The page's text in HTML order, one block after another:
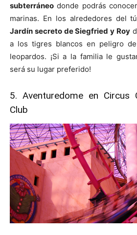
subterráneo donde podrás
marinas. En los alrededores del
Jardín secreto de Siegfried y Roy
a los tigres blancos en peligro
leopardos. ¡Si a la familia le
será su lugar preferido!
5. Aventuredome en Circus
Club